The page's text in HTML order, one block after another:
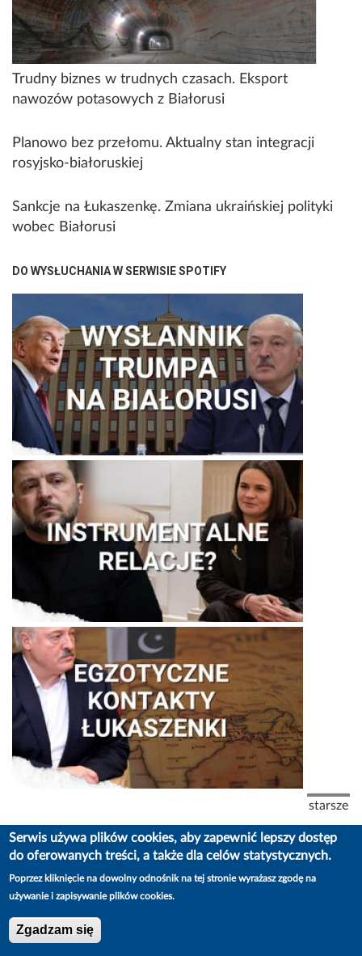
Trudny biznes w trudnych czasach. Eksport
nawozów potasowych z Białorusi
Planowo bez przełomu. Aktualny stan integracji
rosyjsko-białoruskiej
Sankcje na Łukaszenkę. Zmiana ukraińskiej polityki
wobec Białorusi
DO WYSŁUCHANIA W SERWISIE SPOTIFY
starsze
DO OBEJRZENIA W SERWISIE YOUTUBE
Serwis używa plików cookies, aby zapewnić lepszy dostęp
do oferowanych treści, a także dla celów statystycznych.
Poprzez kliknięcie na dowolny odnośnik na tej stronie wyrażasz zgodę na
używanie i zapisywanie plików cookies.
Zgadzam się